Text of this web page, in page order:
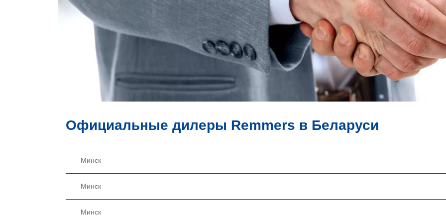
Официальные дилеры Remmers в Беларуси
Минск
Минск
Минск